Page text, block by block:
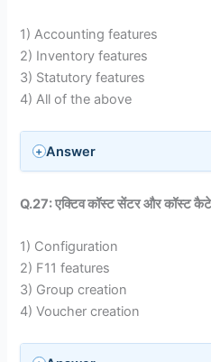
1) Accounting features
2) Inventory features
3) Statutory features
4) All of the above
Answer
Q.27: एक्टिव कॉस्ट सेंटर और कॉस्ट
1) Configuration
2) F11 features
3) Group creation
4) Voucher creation